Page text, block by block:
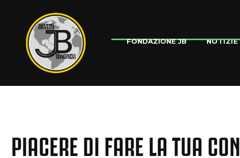
FONDAZIONE JB NOTIZIE
PIACERE DI FARE LA TUA